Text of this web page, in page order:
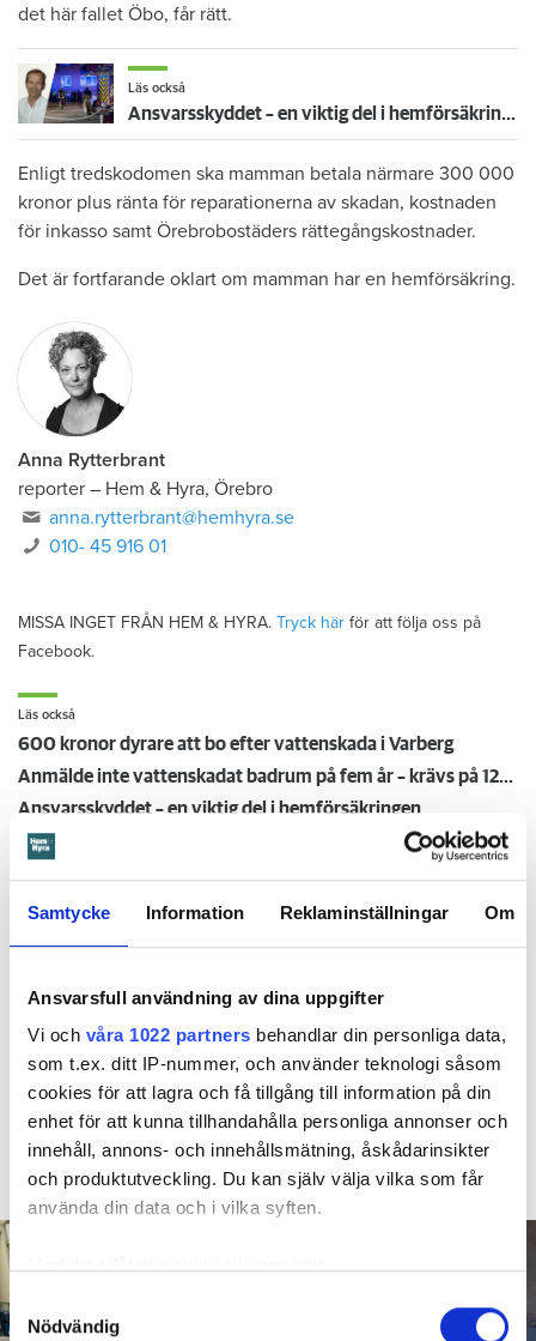
Samtycke Information Reklaminställningar Om
Ansvarsfull användning av dina uppgifter
Vi och våra 1022 partners behandlar din personliga data,
som t.ex. ditt IP-nummer, och använder teknologi såsom
cookies för att lagra och få tillgång till information på din
enhet för att kunna tillhandahålla personliga annonser och
innehåll, annons- och innehållsmätning, åskådarinsikter
och produktutveckling. Du kan själv välja vilka som får
använda din data och i vilka syften.
som kan ha en noggrannhet på upp till flera meter
Samtyckesval
Nödvändig
det här fallet Öbo, får rätt.
Läs också
Ansvarsskyddet – en viktig del i hemförsäkringen
Enligt tredskodomen ska mamman betala närmare 300 000
kronor plus ränta för reparationerna av skadan, kostnaden
för inkasso samt Örebrobostäders rättegångskostnader.
Det är fortfarande oklart om mamman har en hemförsäkring.
Anna Rytterbrant
reporter – Hem & Hyra, Örebro
anna.rytterbrant@hemhyra.se
010- 45 916 01
MISSA INGET FRÅN HEM & HYRA. Tryck här för att följa oss på
Facebook.
Läs också
600 kronor dyrare att bo efter vattenskada i Varberg
Anmälde inte vattenskadat badrum på fem år – krävs på 125 000 kronor
Ansvarsskyddet – en viktig del i hemförsäkringen
Kompisdealen blev verklighet – 40 år senare: "Flera fina fördelar med att dela bostad"
duschen – vräks efter 30 år
BÅSTAD
Hyresgästen larmade inte om en spricka i
duschen som medförde en omfattande vattenskada. Nu
måste han lämna lägenheten efter drygt 30 år men får
längre tid på sig att flytta efter att domen överklagats.